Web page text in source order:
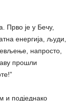
Прво је у Бечу,
енергија, људи,
напросто,
прошли
и подједнако